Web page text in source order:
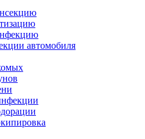
автомобиля